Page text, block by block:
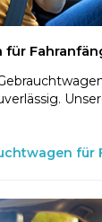
für
für